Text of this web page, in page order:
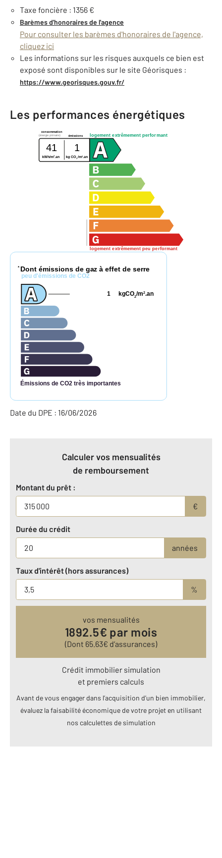
Taxe foncière : 1356 €
Barèmes d'honoraires de l'agence
Pour consulter les barèmes d'honoraires de l'agence,
cliquez ici
Les informations sur les risques auxquels ce bien est
exposé sont disponibles sur le site Géorisques :
https://www.georisques.gouv.fr/
Les performances énergétiques
logement extrêmement performant
logement extrêmement peu performant
consommation
émissions
(énergie primaire)
41 1
kWh/m2.an kg CO2 /m2.an
* Dont émissions de gaz à effet de serre
peu d'émissions de CO2
Émissions de CO2 très importantes
kgCO2/m2.an
1
Date du DPE : 16/06/2026
Calculer vos mensualités
de remboursement
Montant du prêt :
€
Durée du crédit
années
Taux d'intérêt (hors assurances)
%
vos mensualités
1892.5€ par mois
(Dont 65.63€ d’assurances)
Crédit immobilier simulation
et premiers calculs
Avant de vous engager dans l’acquisition d’un bien immobilier,
évaluez la faisabilité économique de votre projet en utilisant
nos calculettes de simulation